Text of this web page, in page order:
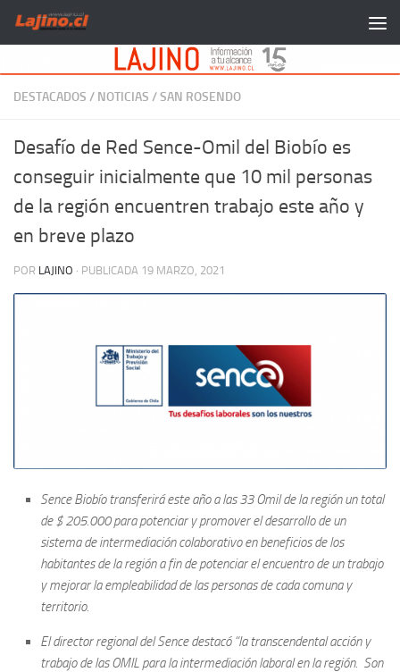
Saltar al contenido
DESTACADOS / NOTICIAS /SAN ROSENDO
Desafío de Red Sence-Omil del Biobío es
conseguir inicialmente que 10 mil personas
de la región encuentren trabajo este año y
en breve plazo
POR LAJINO · PUBLICADA 19 MARZO, 2021
Sence Biobío transferirá este año a las 33 Omil de la región un total
de $ 205.000 para potenciar y promover el desarrollo de un
sistema de intermediación colaborativo en beneficios de los
habitantes de la región a fin de potenciar el encuentro de un trabajo
y mejorar la empleabilidad de las personas de cada comuna y
territorio.
El director regional del Sence destacó “la transcendental acción y
trabajo de las OMIL para la intermediación laboral en la región. Son